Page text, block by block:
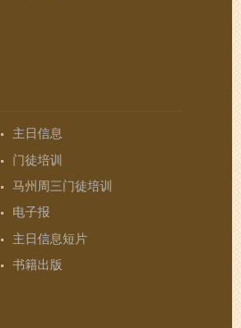
主日信息
门徒培训
马州周三门徒培训
电子报
主日信息短片
书籍出版